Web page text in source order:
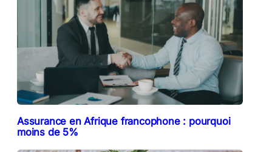
Assurance en Afrique francophone : pourquoi
moins de 5%